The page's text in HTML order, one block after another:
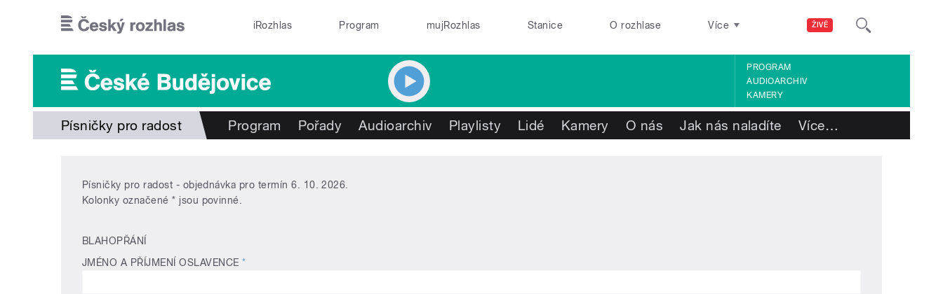
ŽIVĚ
iRozhlas Program mujRozhlas Stanice O rozhlase Více
PROGRAM
AUDIOARCHIV
KAMERY
Písničky pro radost Program Pořady Audioarchiv Playlisty Lidé Kamery O nás Jak nás naladíte Více…
Písničky pro radost - objednávka pro termín 6. 10. 2026.
Kolonky označené * jsou povinné.
BLAHOPŘÁNÍ
JMÉNO A PŘÍJMENÍ OSLAVENCE *